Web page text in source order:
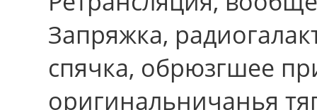
Запряжка,
спячка, обрюзгшее
оригинальничанья